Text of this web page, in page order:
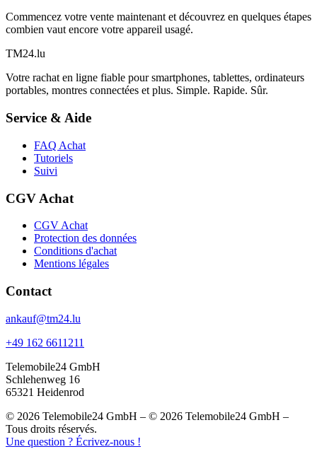
Commencez votre vente maintenant et découvrez en quelques étapes
combien vaut encore votre appareil usagé.
TM24.lu
Votre rachat en ligne fiable pour smartphones, tablettes, ordinateurs
portables, montres connectées et plus. Simple. Rapide. Sûr.
Service & Aide
FAQ Achat
Tutoriels
Suivi
CGV Achat
CGV Achat
Protection des données
Conditions d'achat
Mentions légales
Contact
ankauf@tm24.lu
+49 162 6611211
Telemobile24 GmbH
Schlehenweg 16
65321 Heidenrod
© 2026 Telemobile24 GmbH – © 2026 Telemobile24 GmbH –
Tous droits réservés.
Une question ? Écrivez-nous !